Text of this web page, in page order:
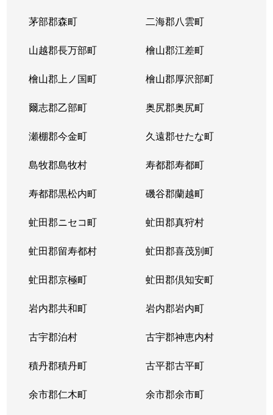
茅部郡森町 二海郡八雲町
山越郡長万部町 檜山郡江差町
檜山郡上ノ国町 檜山郡厚沢部町
爾志郡乙部町 奥尻郡奥尻町
瀬棚郡今金町 久遠郡せたな町
島牧郡島牧村 寿都郡寿都町
寿都郡黒松内町 磯谷郡蘭越町
虻田郡ニセコ町 虻田郡真狩村
虻田郡留寿都村 虻田郡喜茂別町
虻田郡京極町 虻田郡倶知安町
岩内郡共和町 岩内郡岩内町
古宇郡泊村 古宇郡神恵内村
積丹郡積丹町 古平郡古平町
余市郡仁木町 余市郡余市町